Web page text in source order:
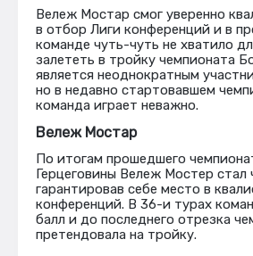
Вележ Мостар смог уверенно
в отбор Лиги конференций и в
команде чуть-чуть не хватило
залететь в тройку чемпионата
является неоднократным
но в недавно стартовавшем
команда играет неважно.
Вележ Мостар
По итогам прошедшего
Герцеговины Вележ Мостер стал
гарантировав себе место в
конференций. В 36-и турах
балл и до последнего отрезка
претендовала на тройку.